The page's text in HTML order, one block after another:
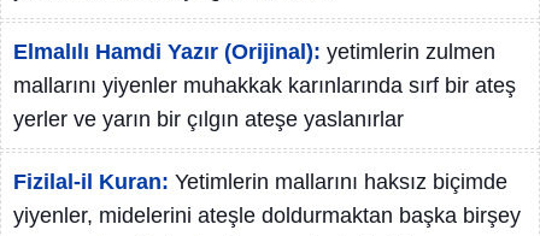
Elmalılı Hamdi Yazır (Orijinal): yetimlerin zulmen
mallarını yiyenler muhakkak karınlarında sırf bir ateş
yerler ve yarın bir çılgın ateşe yaslanırlar
Fizilal-il Kuran: Yetimlerin mallarını haksız biçimde
yiyenler, midelerini ateşle doldurmaktan başka birşey